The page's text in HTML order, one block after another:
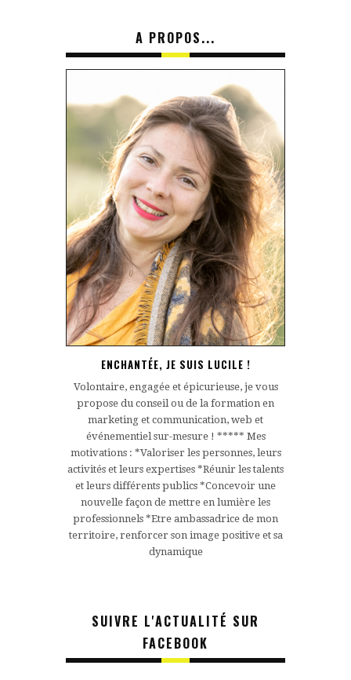
A PROPOS...
ENCHANTÉE, JE SUIS LUCILE !
Volontaire, engagée et épicurieuse, je vous
propose du conseil ou de la formation en
marketing et communication, web et
événementiel sur-mesure ! ***** Mes
motivations : *Valoriser les personnes, leurs
activités et leurs expertises *Réunir les talents
et leurs différents publics *Concevoir une
nouvelle façon de mettre en lumière les
professionnels *Etre ambassadrice de mon
territoire, renforcer son image positive et sa
dynamique
SUIVRE L'ACTUALITÉ SUR
FACEBOOK